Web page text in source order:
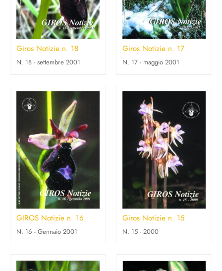
Giros Notizie n. 18
N. 18 - settembre 2001
Giros Notizie n. 17
N. 17 - maggio 2001
GIROS Notizie n. 16
N. 16 - Gennaio 2001
Giros Notizie n. 15
N. 15 - 2000